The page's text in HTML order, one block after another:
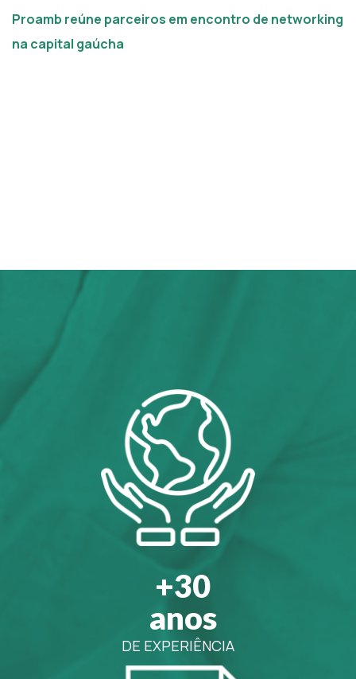
Proamb reúne parceiros em encontro de networking
na capital gaúcha
+30
anos
DE EXPERIÊNCIA